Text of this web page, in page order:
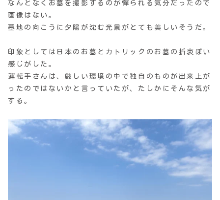
なんとなくお墓を撮影するのが憚られる気分だったので
画像はない。
墓地の向こうに夕陽が沈む光景がとても美しいそうだ。
印象としては日本のお墓とカトリックのお墓の折衷ぽい
感じがした。
運転手さんは、厳しい環境の中で独自のものが出来上が
ったのではないかと言っていたが、たしかにそんな気が
する。